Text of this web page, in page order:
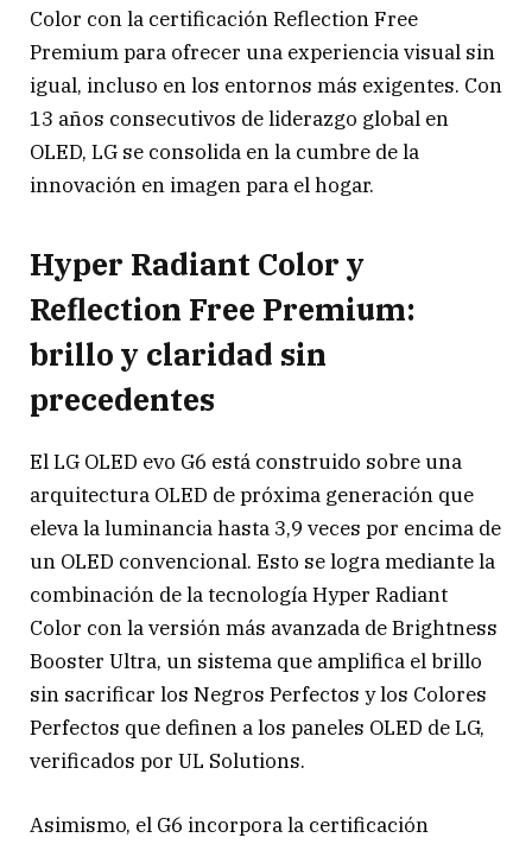
Color con la certificación Reflection Free
Premium para ofrecer una experiencia visual sin
igual, incluso en los entornos más exigentes. Con
13 años consecutivos de liderazgo global en
OLED, LG se consolida en la cumbre de la
innovación en imagen para el hogar.
Hyper Radiant Color y
Reflection Free Premium:
brillo y claridad sin
precedentes
El LG OLED evo G6 está construido sobre una
arquitectura OLED de próxima generación que
eleva la luminancia hasta 3,9 veces por encima de
un OLED convencional. Esto se logra mediante la
combinación de la tecnología Hyper Radiant
Color con la versión más avanzada de Brightness
Booster Ultra, un sistema que amplifica el brillo
sin sacrificar los Negros Perfectos y los Colores
Perfectos que definen a los paneles OLED de LG,
verificados por UL Solutions.
Asimismo, el G6 incorpora la certificación